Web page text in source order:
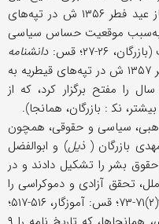
دیدارها، نک‍ : دنبالۀ مقاله)؛ همچنین نماز عید فطر ۱۳۵۶ ش در تپه‌های
به‌سبب موقعیت حساس سیاسی
۲۶-۲۷؛ قس:
دانشنامه
... ، ۲۱/ ۶۳۸، که گفته است نماز عید فطر ۱۳۵۷ ش در تپه‌های قیطریه به
را مفتح برگزار کرد، که از
نک‍ : بازرگان، همانجا).
مذهبی، سیاسی و حقوقی، همچون
بازرگان (ذیل) و ابوالفضل
حقوق بشر را تشکیل دادند و در
تحقق آزادی و دموکراسی را
... ، ۹(۲)۷۱-۷۳؛ قس: آموزگار، ۵۱۶-۵۱۷؛